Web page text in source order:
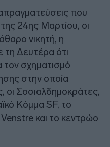
που
24ης Μαρτίου, οι
νικητή, η
τη Δευτέρα ότι
τον σχηματισμό
στην οποία
οι Σοσιαλδημοκράτες,
Κόμμα SF, το
και το κεντρώο